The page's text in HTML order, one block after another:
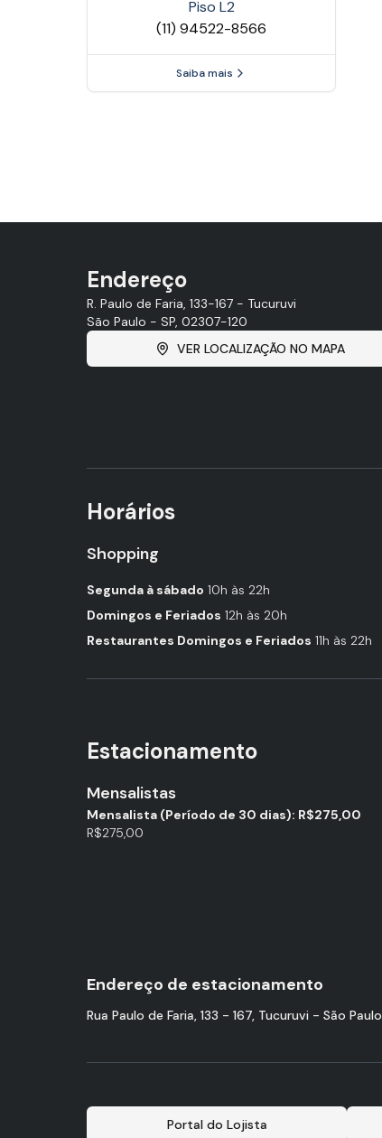
Piso L2
(11) 94522-8566
Saiba mais
Endereço
R. Paulo de Faria, 133-167 - Tucuruvi
São Paulo - SP, 02307-120
VER LOCALIZAÇÃO NO MAPA
Horários
Shopping
Segunda à sábado 10h às 22h
Domingos e Feriados 12h às 20h
Restaurantes Domingos e Feriados 11h às 22h
Estacionamento
Mensalistas
Mensalista (Período de 30 dias): R$275,00
R$275,00
Endereço de estacionamento
Rua Paulo de Faria, 133 - 167, Tucuruvi - São Paulo
Portal do Lojista